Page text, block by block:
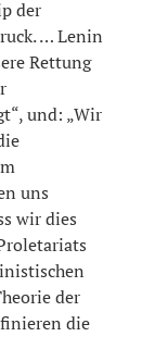
der
… Lenin
Rettung
und: „Wir
uns
wir dies
der
die